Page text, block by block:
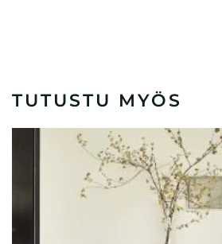
TUTUSTU MYÖS